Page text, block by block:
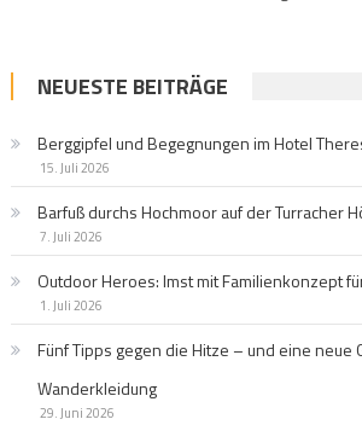
NEUESTE BEITRÄGE
Berggipfel und Begegnungen im Hotel
15. Juli 2026
Barfuß durchs Hochmoor auf der Turracher
7. Juli 2026
Outdoor Heroes: Imst mit Familienkonzept
1. Juli 2026
Fünf Tipps gegen die Hitze – und eine
Wanderkleidung
29. Juni 2026